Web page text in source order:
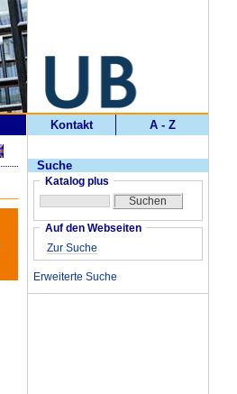
Kontakt A - Z
Suche
Katalog plus
Auf den Webseiten
Zur Suche
Erweiterte Suche